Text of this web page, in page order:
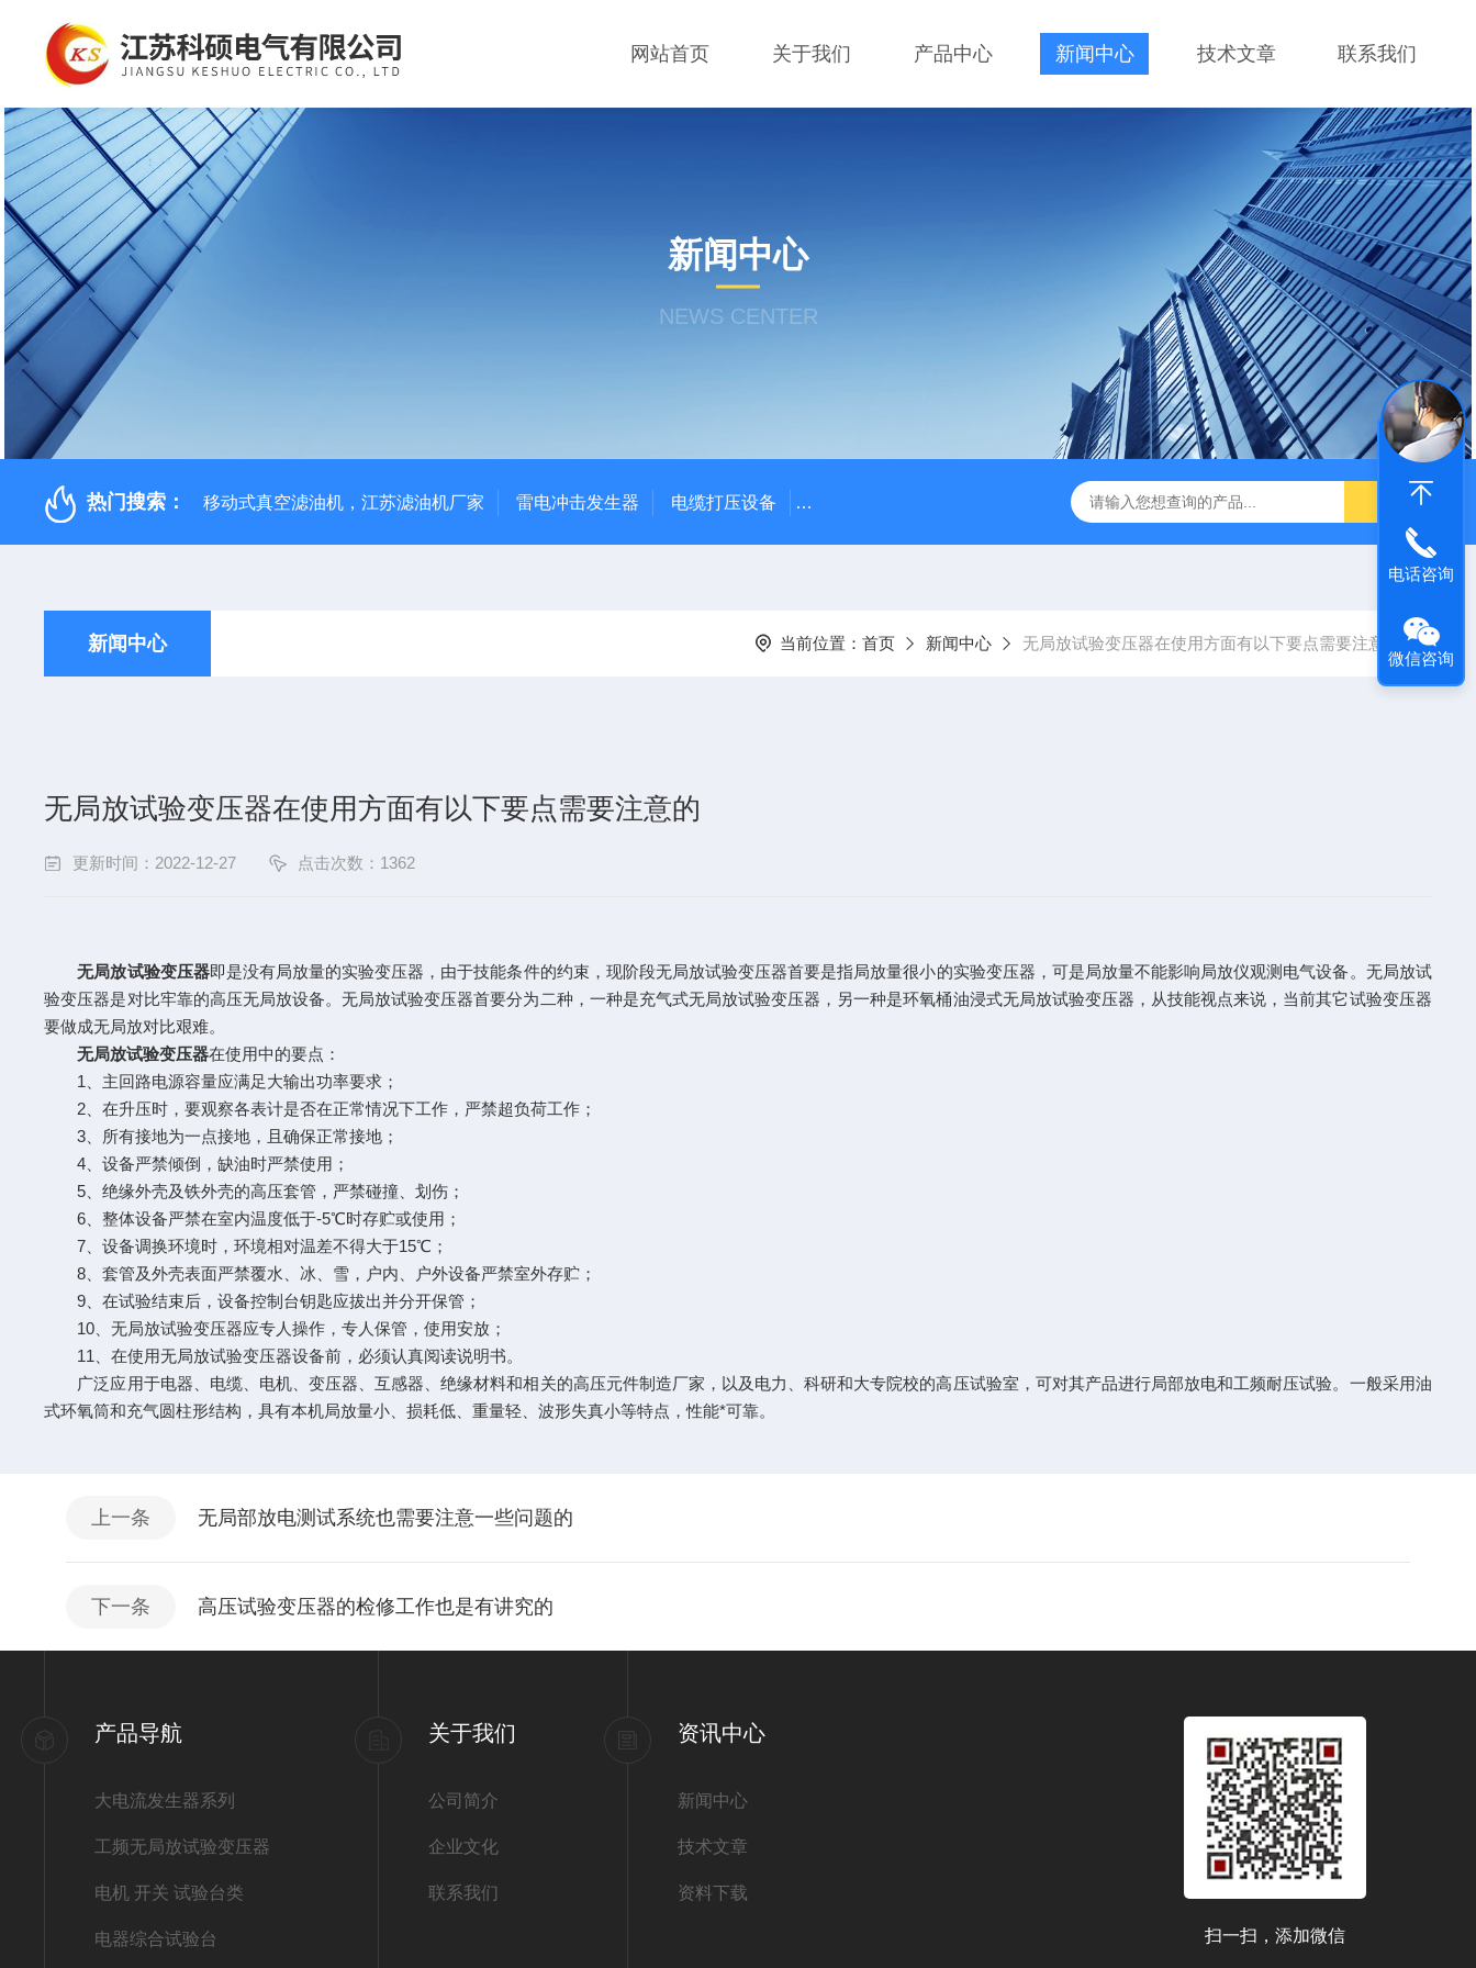
网站首页 关于我们 产品中心 新闻中心 技术文章 联系我们
新闻中心
NEWS CENTER
热门搜索： 移动式真空滤油机，江苏滤油机厂家 雷电冲击发生器 电缆打压设备 变压器干燥空气发生器 复合绝缘子拉力试验机 矿用电缆打压设备 超低频耐
新闻中心 当前位置： 首页 新闻中心 无局放试验变压器在使用方面有以下要点需要注意的
无局放试验变压器在使用方面有以下要点需要注意的
更新时间：2022-12-27 点击次数：1362
无局放试验变压器即是没有局放量的实验变压器，由于技能条件的约束，现阶段无局放试验变压器首要是指局放量很小的实验变压器，可是局放量不能影响局放仪观测电气设备。无局放试
验变压器是对比牢靠的高压无局放设备。无局放试验变压器首要分为二种，一种是充气式无局放试验变压器，另一种是环氧桶油浸式无局放试验变压器，从技能视点来说，当前其它试验变压器
要做成无局放对比艰难。
无局放试验变压器在使用中的要点：
1、主回路电源容量应满足大输出功率要求；
2、在升压时，要观察各表计是否在正常情况下工作，严禁超负荷工作；
3、所有接地为一点接地，且确保正常接地；
4、设备严禁倾倒，缺油时严禁使用；
5、绝缘外壳及铁外壳的高压套管，严禁碰撞、划伤；
6、整体设备严禁在室内温度低于-5℃时存贮或使用；
7、设备调换环境时，环境相对温差不得大于15℃；
8、套管及外壳表面严禁覆水、冰、雪，户内、户外设备严禁室外存贮；
9、在试验结束后，设备控制台钥匙应拔出并分开保管；
10、无局放试验变压器应专人操作，专人保管，使用安放；
11、在使用无局放试验变压器设备前，必须认真阅读说明书。
广泛应用于电器、电缆、电机、变压器、互感器、绝缘材料和相关的高压元件制造厂家，以及电力、科研和大专院校的高压试验室，可对其产品进行局部放电和工频耐压试验。一般采用油
式环氧筒和充气圆柱形结构，具有本机局放量小、损耗低、重量轻、波形失真小等特点，性能*可靠。
上一条 无局部放电测试系统也需要注意一些问题的
下一条 高压试验变压器的检修工作也是有讲究的
产品导航
大电流发生器系列
工频无局放试验变压器
电机 开关 试验台类
电器综合试验台
关于我们
公司简介
企业文化
联系我们
资讯中心
新闻中心
技术文章
资料下载
扫一扫，添加微信
电话咨询
微信咨询